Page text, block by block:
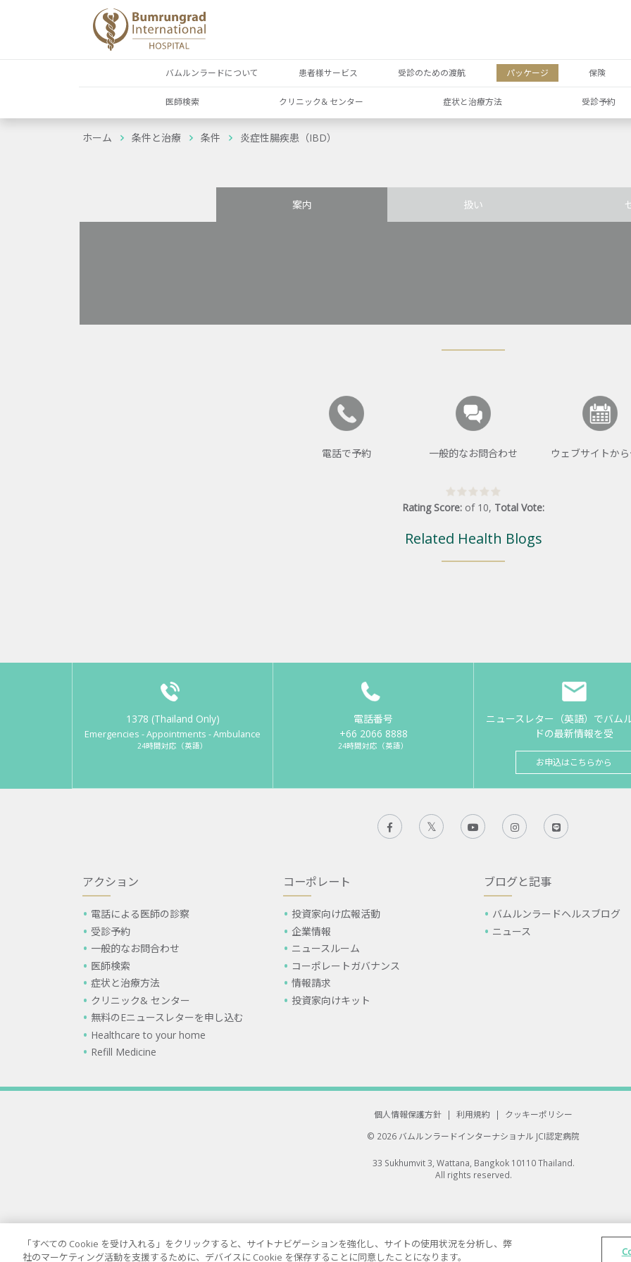
バムルンラードについて 患者様サービス 受診のための渡航 パッケージ 保険
医師検索 クリニック& センター 症状と治療方法 受診予約
ホーム 条件と治療 条件 炎症性腸疾患（IBD）
案内 扱い
電話で予約 一般的なお問合わせ ウェブサイトか
Rating Score: of 10, Total Vote:
Related Health Blogs
1378 (Thailand Only)
Emergencies - Appointments - Ambulance
24時間対応（英語）
電話番号
+66 2066 8888
24時間対応（英語）
ニュースレター（英語）でバム
ドの最新情報を受
お申込はこちらから
アクション
電話による医師の診察
受診予約
一般的なお問合わせ
医師検索
症状と治療方法
クリニック& センター
無料のEニュースレターを申し込む
Healthcare to your home
Refill Medicine
コーポレート
投資家向け広報活動
企業情報
ニュースルーム
コーポレートガバナンス
情報請求
投資家向けキット
ブログと記事
バムルンラードヘルスブログ
ニュース
個人情報保護方針 | 利用規約 |
クッキーポリシー
© 2026 バムルンラードインターナショナル JCI認定病院
33 Sukhumvit 3, Wattana, Bangkok 10110 Thailand.
All rights reserved.
「すべての Cookie を受け入れる」をクリックすると、サイトナビゲーションを強化し、サイトの使用状況を分析し、弊
社のマーケティング活動を支援するために、デバイスに Cookie を保存することに同意したことになります。